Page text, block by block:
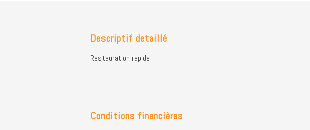
Descriptif detaillé
Restauration rapide
Conditions financières